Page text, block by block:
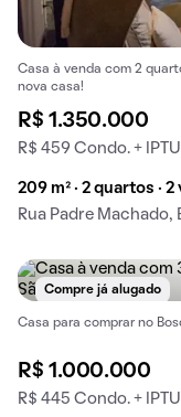
Casa à venda com 2
nova casa!
R$ 1.350.000
R$ 459 Condo. + IPTU
209 m² · 2 quartos · 2
Rua Padre Machado,
Compre já alugado
Casa para comprar no
R$ 1.000.000
R$ 445 Condo. + IPTU